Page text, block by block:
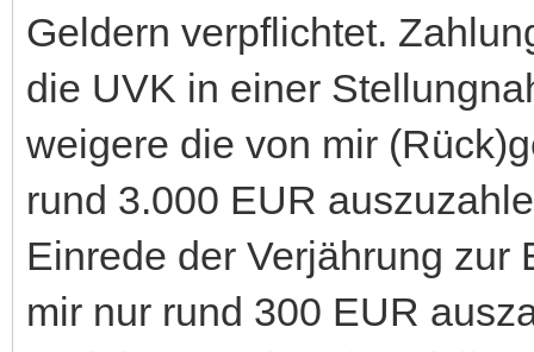
Geldern verpflichtet.
die UVK in einer
weigere die von mir
rund 3.000 EUR
Einrede der Verjährung zur
mir nur rund 300 EUR